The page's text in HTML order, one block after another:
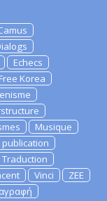
Echecs
Free Korea
Musique
publication
Traduction
Vinci
ZEE